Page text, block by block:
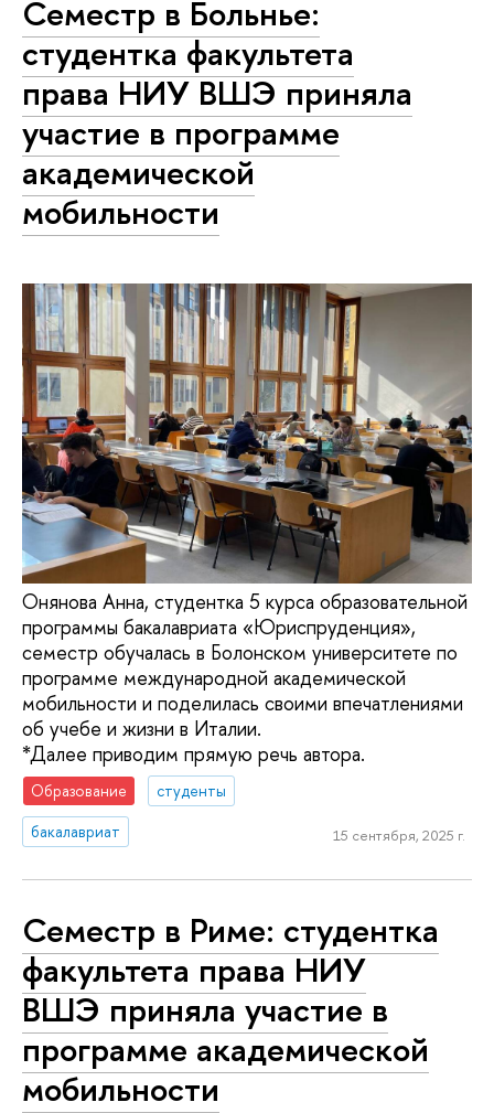
Семестр в Больнье:
студентка факультета
права НИУ ВШЭ приняла
участие в программе
академической
мобильности
Онянова Анна, студентка 5 курса образовательной
программы бакалавриата «Юриспруденция»,
семестр обучалась в Болонском университете по
программе международной академической
мобильности и поделилась своими впечатлениями
об учебе и жизни в Италии.
*Далее приводим прямую речь автора.
Образование
студенты
бакалавриат
15 сентября, 2025 г.
Семестр в Риме: студентка
факультета права НИУ
ВШЭ приняла участие в
программе академической
мобильности